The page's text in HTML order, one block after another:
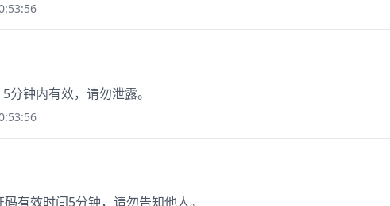
分钟内有效，请勿泄露。
有效时间5分钟，请勿告知他人。